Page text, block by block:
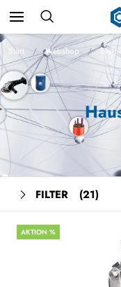
Start Webshop
FILTER (21)
AKTION %